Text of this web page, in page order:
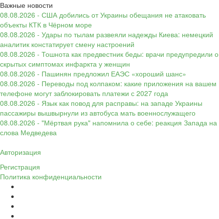
Важные новости
08.08.2026 - США добились от Украины обещания не атаковать
объекты КТК в Чёрном море
08.08.2026 - Удары по тылам развеяли надежды Киева: немецкий
аналитик констатирует смену настроений
08.08.2026 - Тошнота как предвестник беды: врачи предупредили о
скрытых симптомах инфаркта у женщин
08.08.2026 - Пашинян предложил ЕАЭС «хороший шанс»
08.08.2026 - Переводы под колпаком: какие приложения на вашем
телефоне могут заблокировать платежи с 2027 года
08.08.2026 - Язык как повод для расправы: на западе Украины
пассажиры вышвырнули из автобуса мать военнослужащего
08.08.2026 - "Мёртвая рука" напомнила о себе: реакция Запада на
слова Медведева
Авторизация
Регистрация
Политика конфиденциальности